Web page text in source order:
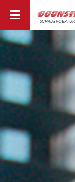
NL